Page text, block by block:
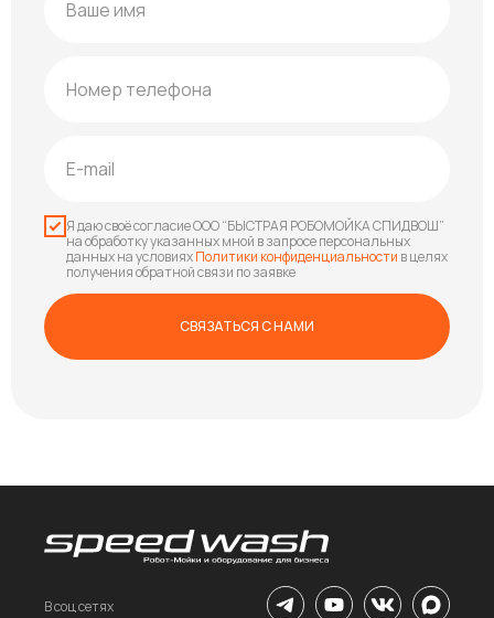
Я даю своё согласие ООО “БЫСТРАЯ РОБОМОЙКА СПИДВОШ”
на обработку указанных мной в запросе персональных
данных на условияхПолитики конфиденциальности в целях
получения обратной связи по заявке
СВЯЗАТЬСЯ С НАМИ
В соц сетях